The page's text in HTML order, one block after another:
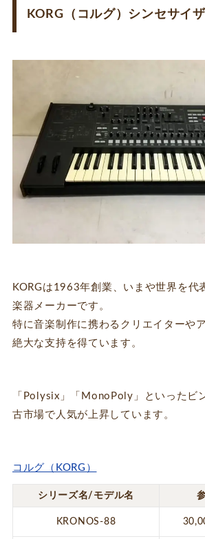
KORG（コルグ）シンセサイ
KORGは1963年創業、いまや世界を代
楽器メーカーです。
特に音楽制作に携わるクリエイターや
絶大な支持を得ています。
「Polysix」「MonoPoly」といったビ
古市場で人気が上昇しています。
コルグ（KORG）
シリーズ名/モデル名
KRONOS-88